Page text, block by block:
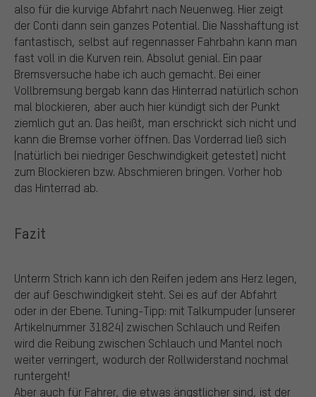
also für die kurvige Abfahrt nach Neuenweg. Hier zeigt
der Conti dann sein ganzes Potential. Die Nasshaftung ist
fantastisch, selbst auf regennasser Fahrbahn kann man
fast voll in die Kurven rein. Absolut genial. Ein paar
Bremsversuche habe ich auch gemacht. Bei einer
Vollbremsung bergab kann das Hinterrad natürlich schon
mal blockieren, aber auch hier kündigt sich der Punkt
ziemlich gut an. Das heißt, man erschrickt sich nicht und
kann die Bremse vorher öffnen. Das Vorderrad ließ sich
(natürlich bei niedriger Geschwindigkeit getestet) nicht
zum Blockieren bzw. Abschmieren bringen. Vorher hob
das Hinterrad ab.
Fazit
Unterm Strich kann ich den Reifen jedem ans Herz legen,
der auf Geschwindigkeit steht. Sei es auf der Abfahrt
oder in der Ebene. Tuning-Tipp: mit Talkumpuder (unserer
Artikelnummer 31824) zwischen Schlauch und Reifen
wird die Reibung zwischen Schlauch und Mantel noch
weiter verringert, wodurch der Rollwiderstand nochmal
runtergeht!
Aber auch für Fahrer, die etwas ängstlicher sind, ist der